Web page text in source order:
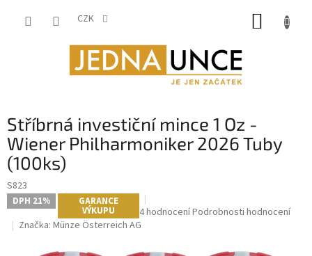
CZK
Stříbrná investiční mince 1 Oz -
Wiener Philharmoniker 2026 Tuby
(100ks)
S823
DPH 21% GARANCE
VÝKUPU
Průměrné
hodnocení
je
4 hodnoceníPodrobnosti hodnocení
Značka: Münze Österreich AG